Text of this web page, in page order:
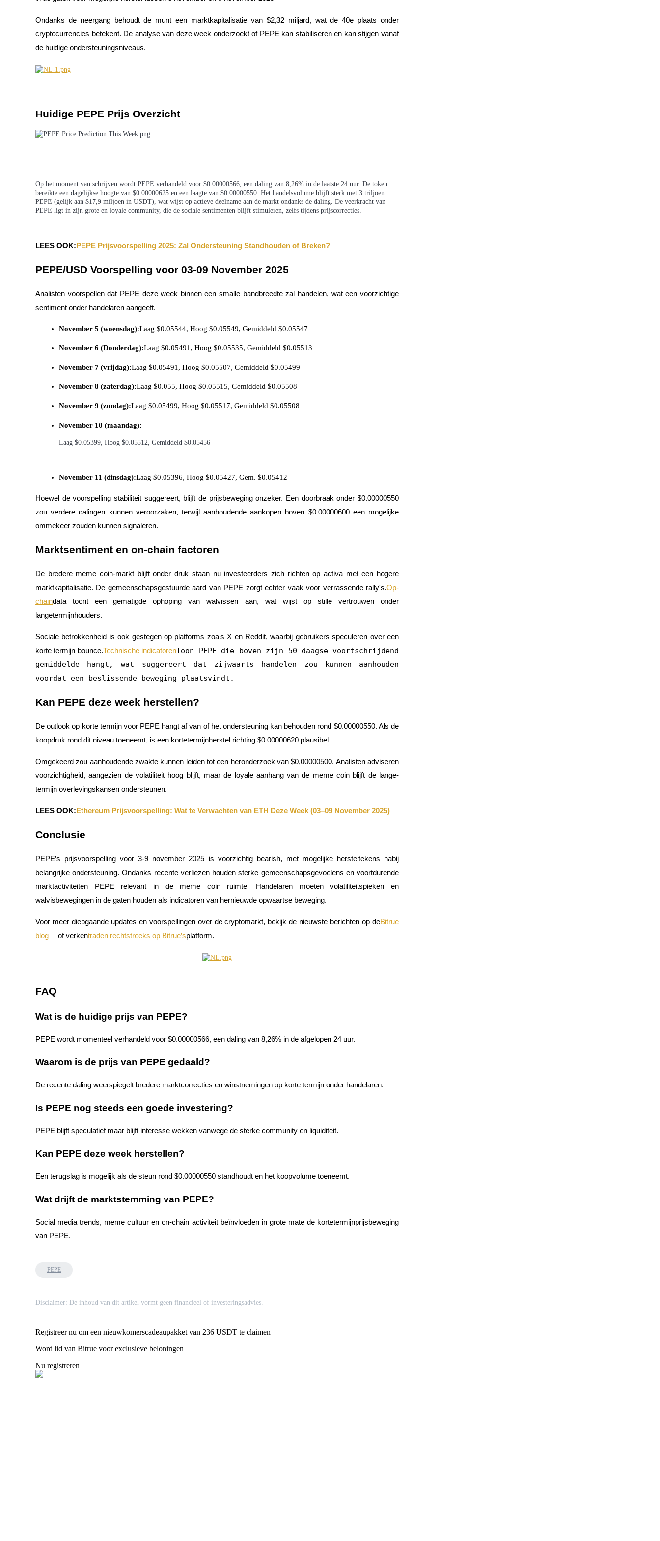
COIN-M-futures
Derivaten voor aandelen, forex, edelmetalen en grondstoffen
USDC-futures
Kopiëren Handel
Sluit je aan bij top traders
Word een Copy Trader
Gids
Futures-startgids
Leer hoe u winstgevend kunt blijven
Verdien dagelijks competitieve beloningen
Hoog rendement en directe toegang
Launchpool
BTR-vergrendelingen
Exclusieve beleggingen voor BTR-houders
Ondanks de neergang behoudt de munt een marktkapitalisatie van $2,32 miljard, wat de 40e plaats onder
cryptocurrencies betekent. De analyse van deze week onderzoekt of PEPE kan stabiliseren en kan stijgen vanaf
de huidige ondersteuningsniveaus.
Huidige PEPE Prijs Overzicht
Op het moment van schrijven wordt PEPE verhandeld voor $0.00000566, een daling van 8,26% in de laatste 24 uur. De token
bereikte een dagelijkse hoogte van $0.00000625 en een laagte van $0.00000550. Het handelsvolume blijft sterk met 3 triljoen
PEPE (gelijk aan $17,9 miljoen in USDT), wat wijst op actieve deelname aan de markt ondanks de daling. De veerkracht van
PEPE ligt in zijn grote en loyale community, die de sociale sentimenten blijft stimuleren, zelfs tijdens prijscorrecties.
LEES OOK:PEPE Prijsvoorspelling 2025: Zal Ondersteuning Standhouden of Breken?
PEPE/USD Voorspelling voor 03-09 November 2025
Analisten voorspellen dat PEPE deze week binnen een smalle bandbreedte zal handelen, wat een voorzichtige
sentiment onder handelaren aangeeft.
November 5 (woensdag):Laag $0.05544, Hoog $0.05549, Gemiddeld $0.05547
November 6 (Donderdag):Laag $0.05491, Hoog $0.05535, Gemiddeld $0.05513
November 7 (vrijdag):Laag $0.05491, Hoog $0.05507, Gemiddeld $0.05499
November 8 (zaterdag):Laag $0.055, Hoog $0.05515, Gemiddeld $0.05508
November 9 (zondag):Laag $0.05499, Hoog $0.05517, Gemiddeld $0.05508
November 10 (maandag):
Laag $0.05399, Hoog $0.05512, Gemiddeld $0.05456
November 11 (dinsdag):Laag $0.05396, Hoog $0.05427, Gem. $0.05412
Hoewel de voorspelling stabiliteit suggereert, blijft de prijsbeweging onzeker. Een doorbraak onder $0.00000550
zou verdere dalingen kunnen veroorzaken, terwijl aanhoudende aankopen boven $0.00000600 een mogelijke
ommekeer zouden kunnen signaleren.
Marktsentiment en on-chain factoren
De bredere meme coin-markt blijft onder druk staan nu investeerders zich richten op activa met een hogere
marktkapitalisatie. De gemeenschapsgestuurde aard van PEPE zorgt echter vaak voor verrassende rally's.Op-
chaindata toont een gematigde ophoping van walvissen aan, wat wijst op stille vertrouwen onder
langetermijnhouders.
Sociale betrokkenheid is ook gestegen op platforms zoals X en Reddit, waarbij gebruikers speculeren over een
korte termijn bounce.Technische indicatorenToon PEPE die boven zijn 50-daagse voortschrijdend
gemiddelde hangt, wat suggereert dat zijwaarts handelen zou kunnen aanhouden
voordat een beslissende beweging plaatsvindt.
Kan PEPE deze week herstellen?
De outlook op korte termijn voor PEPE hangt af van of het ondersteuning kan behouden rond $0.00000550. Als de
koopdruk rond dit niveau toeneemt, is een kortetermijnherstel richting $0.00000620 plausibel.
Omgekeerd zou aanhoudende zwakte kunnen leiden tot een heronderzoek van $0,00000500. Analisten adviseren
voorzichtigheid, aangezien de volatiliteit hoog blijft, maar de loyale aanhang van de meme coin blijft de lange-
termijn overlevingskansen ondersteunen.
LEES OOK: Ethereum Prijsvoorspelling: Wat te Verwachten van ETH Deze Week (03–09 November 2025)
Conclusie
PEPE’s prijsvoorspelling voor 3-9 november 2025 is voorzichtig bearish, met mogelijke hersteltekens nabij
belangrijke ondersteuning. Ondanks recente verliezen houden sterke gemeenschapsgevoelens en voortdurende
marktactiviteiten PEPE relevant in de meme coin ruimte. Handelaren moeten volatiliteitspieken en
walvisbewegingen in de gaten houden als indicatoren van hernieuwde opwaartse beweging.
Voor meer diepgaande updates en voorspellingen over de cryptomarkt, bekijk de nieuwste berichten op deBitrue
blog— of verkentraden rechtstreeks op Bitrue’splatform.
FAQ
Wat is de huidige prijs van PEPE?
PEPE wordt momenteel verhandeld voor $0.00000566, een daling van 8,26% in de afgelopen 24 uur.
Waarom is de prijs van PEPE gedaald?
De recente daling weerspiegelt bredere marktcorrecties en winstnemingen op korte termijn onder handelaren.
Is PEPE nog steeds een goede investering?
PEPE blijft speculatief maar blijft interesse wekken vanwege de sterke community en liquiditeit.
Kan PEPE deze week herstellen?
Een terugslag is mogelijk als de steun rond $0.00000550 standhoudt en het koopvolume toeneemt.
Wat drijft de marktstemming van PEPE?
Social media trends, meme cultuur en on-chain activiteit beïnvloeden in grote mate de kortetermijnprijsbeweging
van PEPE.
PEPE
Disclaimer: De inhoud van dit artikel vormt geen financieel of investeringsadvies.
Registreer nu om een nieuwkomerscadeaupakket van 236 USDT te claimen
Word lid van Bitrue voor exclusieve beloningen
Nu registreren